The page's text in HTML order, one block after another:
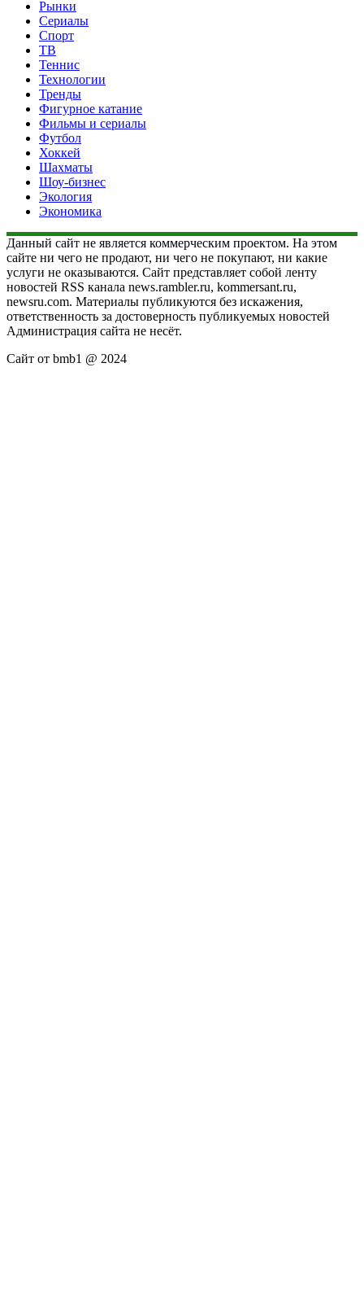
Рынки
Сериалы
Спорт
ТВ
Теннис
Технологии
Тренды
Фигурное катание
Фильмы и сериалы
Футбол
Хоккей
Шахматы
Шоу-бизнес
Экология
Экономика
Данный сайт не является коммерческим проектом. На этом
сайте ни чего не продают, ни чего не покупают, ни какие
услуги не оказываются. Сайт представляет собой ленту
новостей RSS канала news.rambler.ru, kommersant.ru,
newsru.com. Материалы публикуются без искажения,
ответственность за достоверность публикуемых новостей
Администрация сайта не несёт.
Сайт от bmb1 @ 2024